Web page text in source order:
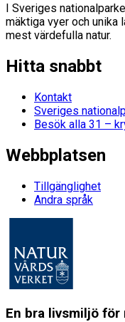
I Sveriges
mäktiga vyer och unika
mest värdefulla natur.
Hitta snabbt
Kontakt
Sveriges
Besök alla 31 –
Webbplatsen
Tillgänglighet
Andra språk
En bra livsmiljö